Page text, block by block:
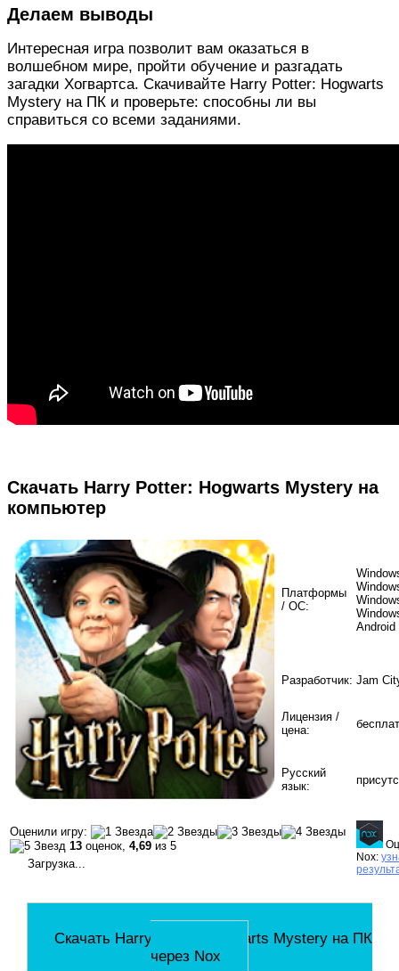
Делаем выводы
Интересная игра позволит вам оказаться в
волшебном мире, пройти обучение и разгадать
загадки Хогвартса. Скачивайте Harry Potter: Hogwarts
Mystery на ПК и проверьте: способны ли вы
справиться со всеми заданиями.
Скачать Harry Potter: Hogwarts Mystery на
компьютер
Платформы
/ ОС:
Android
Разработчик: Jam
Лицензия /
цена:
Русский
язык:
Оценили игру:
13 оценок, 4,69 из 5
Загрузка...
Nox:
Скачать Harry Potter: Hogwarts Mystery на ПК
через Nox